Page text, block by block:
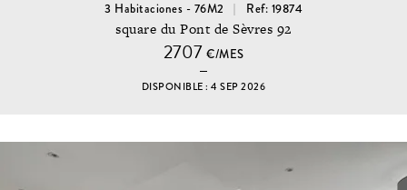
3 Habitaciones - 76M2 Ref: 19874
square du Pont de Sèvres 92
2707 €/MES
DISPONIBLE : 4 SEP 2026